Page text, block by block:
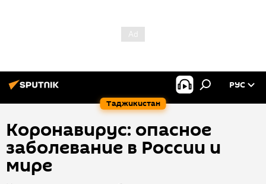
Таджикистан
РУС
Коронавирус: опасное
заболевание в России и
мире